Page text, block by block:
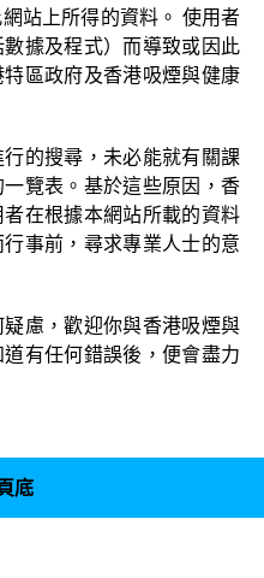
站上所得的資料。 使用者
據及程式）而導致或因此
區政府及香港吸煙與健康
的搜尋，未必能就有關課
覽表。基於這些原因，香
在根據本網站所載的資料
事前，尋求專業人士的意
慮，歡迎你與香港吸煙與
有任何錯誤後，便會盡力
底